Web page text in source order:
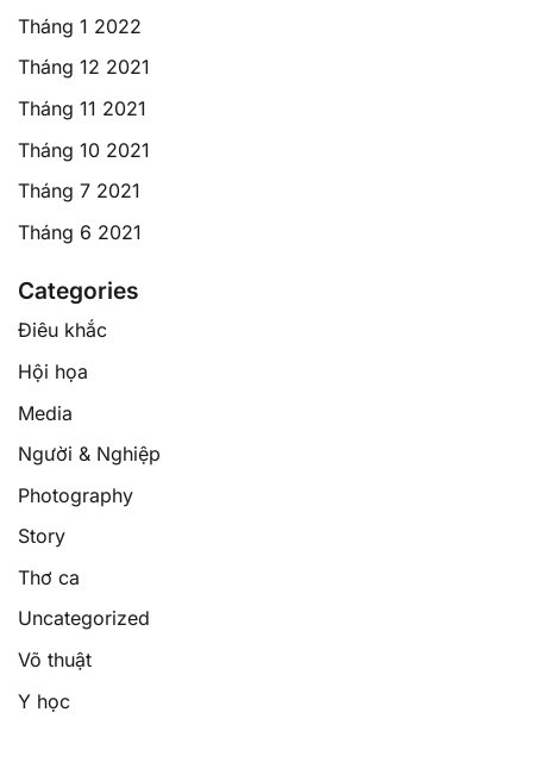
Tháng 1 2022
Tháng 12 2021
Tháng 11 2021
Tháng 10 2021
Tháng 7 2021
Tháng 6 2021
Categories
Điêu khắc
Hội họa
Media
Người & Nghiệp
Photography
Story
Thơ ca
Uncategorized
Võ thuật
Y học